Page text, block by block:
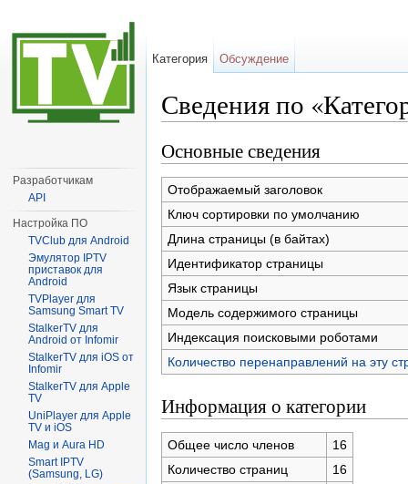
Сведения по
Основные сведения
Отображаемый заголовок
Ключ сортировки по умолчанию
Длина страницы (в байтах)
Идентификатор страницы
Язык страницы
Модель содержимого страницы
Индексация поисковыми роботами
Количество перенаправлений на эту
Информация о категории
Общее число членов
16
Количество страниц
16
Категория Обсуждение
Разработчикам
API
Настройка ПО
TVClub для Android
Эмулятор IPTV
приставок для
Android
TVPlayer для
Samsung Smart TV
StalkerTV для
Android от Infomir
StalkerTV для iOS от
Infomir
StalkerTV для Apple
TV
UniPlayer для Apple
TV и iOS
Mag и Aura HD
Smart IPTV
(Samsung, LG)